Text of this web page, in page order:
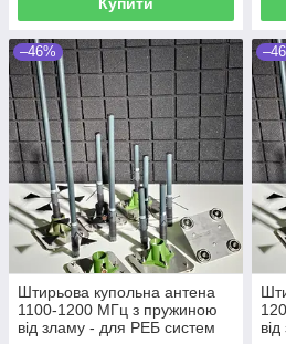
Купити
–46%
Штирьова купольна антена
1100-1200 МГц з пружиною
від зламу - для РЕБ систем